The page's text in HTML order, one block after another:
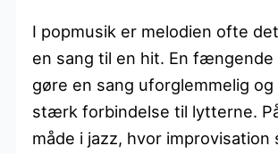
I popmusik er melodien ofte
en sang til en hit. En fængende
gøre en sang uforglemmelig og
stærk forbindelse til lytterne.
måde i jazz, hvor improvisation